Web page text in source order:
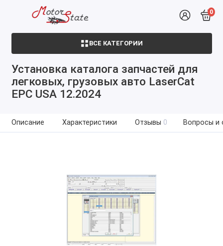
0
ВСЕ КАТЕГОРИИ
Установка каталога запчастей для
легковых, грузовых авто LaserCat
EPC USA 12.2024
Описание Характеристики Отзывы 0 Вопросы и